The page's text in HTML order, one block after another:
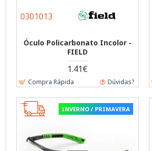
0301013
Óculo Policarbonato Incolor -
FIELD
1.41€
Compra Rápida Dúvidas?
INVERNO / PRIMAVERA